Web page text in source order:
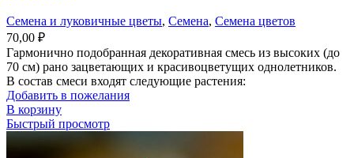
Семена и луковичные цветы, Семена, Семена цветов
70,00 ₽
Гармонично подобранная декоративная смесь из высоких (до
70 см) рано зацветающих и красивоцветущих однолетников.
В состав смеси входят следующие растения:
Добавить в пожелания
В корзину
Быстрый просмотр